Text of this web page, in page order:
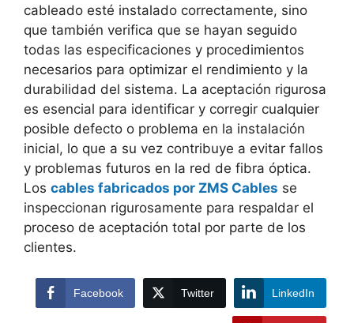
cableado esté instalado correctamente, sino
que también verifica que se hayan seguido
todas las especificaciones y procedimientos
necesarios para optimizar el rendimiento y la
durabilidad del sistema. La aceptación rigurosa
es esencial para identificar y corregir cualquier
posible defecto o problema en la instalación
inicial, lo que a su vez contribuye a evitar fallos
y problemas futuros en la red de fibra óptica.
Los cables fabricados por ZMS Cables se
inspeccionan rigurosamente para respaldar el
proceso de aceptación total por parte de los
clientes.
Facebook Twitter LinkedIn